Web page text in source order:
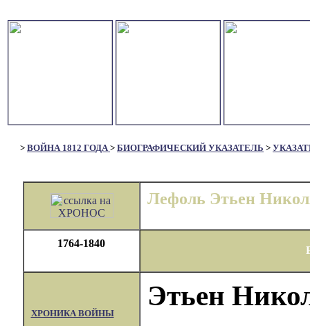
> ВОЙНА 1812 ГОДА> БИОГРАФИЧЕСКИЙ УКАЗАТЕЛЬ >
Лефоль Этьен
1764-1840
ХРОНИКА ВОЙНЫ
Этьен